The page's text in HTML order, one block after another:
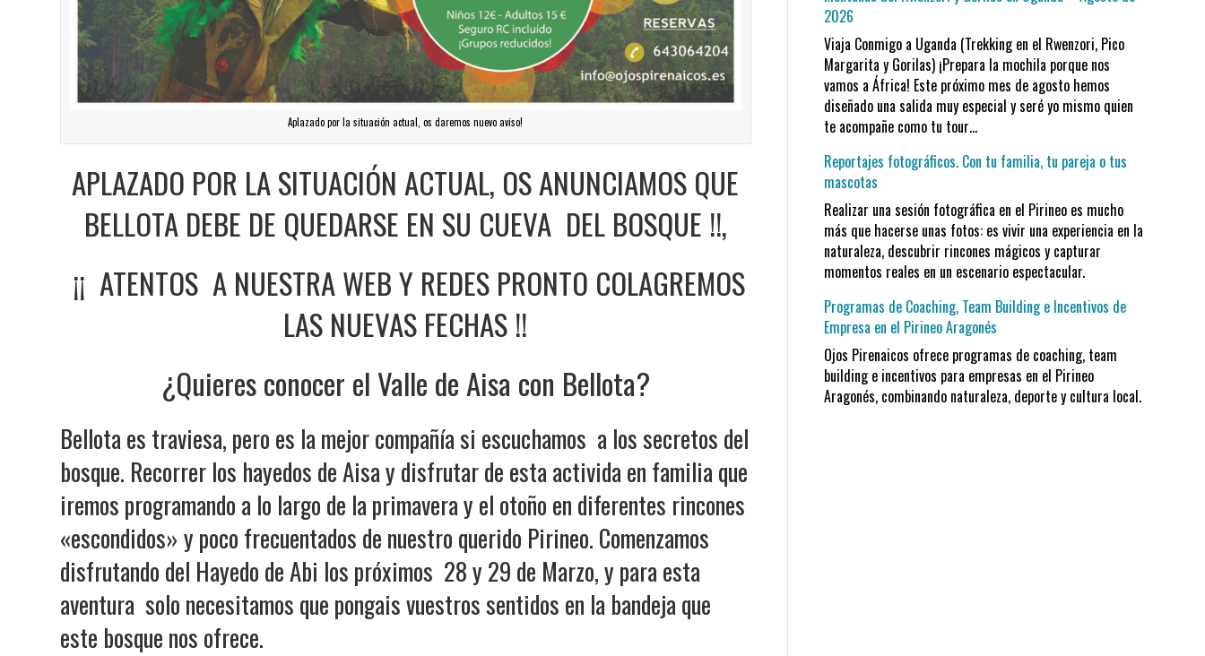
Aplazado por la situación actual, os daremos nuevo aviso!
APLAZADO POR LA SITUACIÓN ACTUAL, OS ANUNCIAMOS QUE
BELLOTA DEBE DE QUEDARSE EN SU CUEVA DEL BOSQUE !!,
¡¡ ATENTOS A NUESTRA WEB Y REDES PRONTO COLAGREMOS
LAS NUEVAS FECHAS !!
¿Quieres conocer el Valle de Aisa con Bellota?
Bellota es traviesa, pero es la mejor compañía si escuchamos a los secretos del
bosque. Recorrer los hayedos de Aisa y disfrutar de esta activida en familia que
iremos programando a lo largo de la primavera y el otoño en diferentes rincones
«escondidos» y poco frecuentados de nuestro querido Pirineo. Comenzamos
disfrutando del Hayedo de Abi los próximos 28 y 29 de Marzo, y para esta
aventura solo necesitamos que pongais vuestros sentidos en la bandeja que
este bosque nos ofrece.
2026
Viaja Conmigo a Uganda (Trekking en el Rwenzori, Pico
Margarita y Gorilas) ¡Prepara la mochila porque nos
vamos a África! Este próximo mes de agosto hemos
diseñado una salida muy especial y seré yo mismo quien
te acompañe como tu tour…
Reportajes fotográficos. Con tu familia, tu pareja o tus
mascotas
Realizar una sesión fotográfica en el Pirineo es mucho
más que hacerse unas fotos: es vivir una experiencia en la
naturaleza, descubrir rincones mágicos y capturar
momentos reales en un escenario espectacular.
Programas de Coaching, Team Building e Incentivos de
Empresa en el Pirineo Aragonés
Ojos Pirenaicos ofrece programas de coaching, team
building e incentivos para empresas en el Pirineo
Aragonés, combinando naturaleza, deporte y cultura local.